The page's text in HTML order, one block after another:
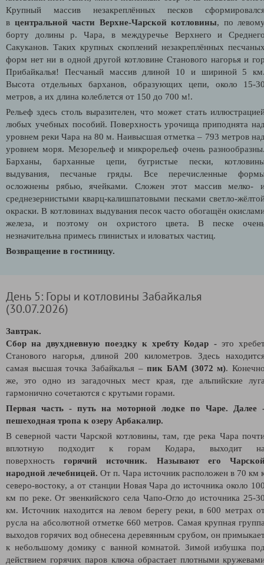
Крупный массив незакреплённых песков
в центральной части Верхне-Чарской котловины, по
борту долины р. Чара, в междуречье Верхнего и
Сакуканов. Таких крупных скоплений незакреплённых
форм нет ни в одной другой котловине Станового нагорья и
Прибайкалья! Песчаный массив длиной 10 и шириной 5
Высота отдельных барханов, образующих цепи, около 15-
метров, а их длина колеблется от 150 до 700 м!.
Рельеф здесь столь выразителен, что может стать
любых учебных пособий. Поверхность урочища приподнята
уровнем реки Чара на 80 м. Наивысшая отметка – 793 метров
уровнем моря. Мезорельеф и микрорельеф очень
Барханы, барханные цепи, бугристые пески,
выдувания, песчаные гряды. Все перечисленные
осложнены рябью, ячейками. Сложен этот массив мелко-
среднезернистыми кварц-калишпатовыми песками светло-
окраски. В котловинах выдувания песок часто обогащён
железа, и поэтому он охристого цвета. В песке
незначительна примесь глинистых и иловатых частиц.
Возвращение в гостиницу.
День 5: Горы и котловины Забайкалья
(30.07.2026)
Завтрак.
Сбор на двухдневную поездку к хребту Кодар - это
Станового нагорья, длиной 200 километров. Здесь
самая высшая точка Забайкалья –пик БАМ (3072 м).
же, это одно из загадочных мест края, где альпийские
гармонично сочетаются с крутыми горами.
Первая часть - путь на моторной лодке по Чаре. Далее
пешеходная тропа к озеру Арбакалир.
В северной части Чарской котловины, там, где река Чара
вплотную подходит к горам Кодара, выходит
поверхностьгорячий источник. Называют его
народной лечебницей. От п. Чара источник расположен в 70 км
северо-востоку, а от станции Новая Чара до источника около
км по реке. От эвенкийского села Чапо-Огло до источника 25-
км. Источник находится на левом берегу реки, в 600 метрах
русла на абсолютной отметке 660 метров. Самая крупная
выходов горячих вод обнесена деревянным срубом, он
к небольшому домику с ванной комнатой. Зимой избушка
действием горячих паров ключа обрастает плотными